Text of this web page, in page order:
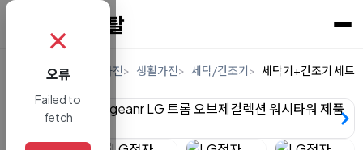
렌탈 디지털/가전 생활가전 세탁/건조기 세탁기+건조기 세트
✗
오류
Failed to
fetch